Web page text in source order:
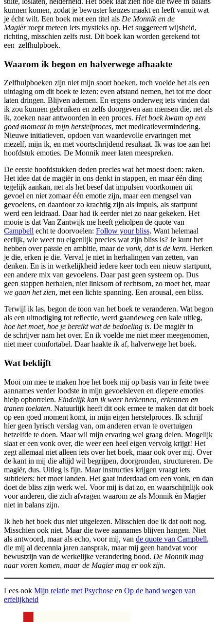
kunnen komen, zodat je bewuster keuzes maakt en leeft vanuit wat
je écht wilt. Een boek met een titel als De Monnik en de
Magiërroept meteen iets mystieks op. Het suggereert wijsheid,
richting, misschien zelfs rust. Dit boek kan worden gerekend tot
een zelfhulpboek.
Waarom ik begon en halverwege afhaakte
Zelfhulpboeken zijn niet mijn soort boeken, toch voelde het als een
uitdaging om dit boek te lezen: even afstand nemen, het tot me door
laten dringen. Blijven ademen. En ergens onderweg iets vinden dat
ik zou kunnen gebruiken en zelfs doorgeven aan mensen die, net als
ik, zoeken naar antwoorden in een proces. Het boek kwam op een
goed moment in mijn herstelproces, met medicatievermindering.
Nieuwe initiatieven, opdoen van waardevolle ervaringen met
mezelf, mijn ik, en met voortschrijdend resultaat. Ik was toe aan het
hoofdstuk emoties. De Monnik meer laten meespreken.
De eerste hoofdstukken deden precies wat het moest doen: raken.
Het idee dat de magiër in ons denkt in stappen, en maar één ding
tegelijk aankan, net als het besef dat impulsen voortkomen uit
gevoel en niet zomaar één emotie zijn, maar een mengsel van
gevoelens, en daardoor zo krachtig zijn als impuls, als startpunt
werd een leidraad. Daar had ik eerder niet zo naar gekeken. Het
mooie is dat Van Zantwijk me heeft geholpen de quote van
Campbell echt te doorvoelen: Follow your bliss. Want helemaal
eerlijk, wie weet nu eigenlijk precies wat zijn bliss is? Je kunt het
hebben over passie en ambitie, maar de vonk, dat is de kern. Herken
je die, erken je die. Verval je niet in herhalingen van zetten, van
denken. En is in werkelijkheid iedere keer toch een nieuw startpunt,
een andere mix van gevoelens. Daar past geen systeem op. Dus
geen stappen herhalen, niet linksom of rechtsom, zo moet het, maar
we gaan het zien, met een lichte spanning. Een arousal, een bliss.
Terwijl ik las, begon de toon van het boek te veranderen. Wat begon
als een uitnodiging tot reflectie, werd gaandeweg een kale uitleg,
hoe het moet, hoe je bereikt wat de bedoeling is. De magiër in
de schrijver nam het over. En ik voelde me niet meer meegenomen,
niet meer comfortabel. Daar haakte ik af, halverwege het boek.
Wat beklijft
Mooi om mee te maken hoe het boek mij op basis van in feite twee
aannames verder loodste in mijn gevoelsleven en diepere emoties
hielp opborrelen. Eindelijk kan ik weer herkennen, erkennen en
tranen toelaten. Natuurlijk heeft dit ook ermee te maken dat dit boek
op een goed moment komt, in mijn eigen herstelproces. Ik schrijf
hier geen lyrisch verslag van, om anderen ervan te overtuigen
hetzelfde te doen. Maar wil mijn ervaring wel graag delen. Mogelijk
slaat er een vonk over, die weer een heel eigen vervolg krijgt! Het
zegt allemaal niet alleen iets over het boek, maar ook over mij. Over
de kant in mij die altijd wil begrijpen, doorgronden, structureren. De
magiër, dus. Uitleg is fijn. Maar instructies krijgen vraagt iets
subtielers: het moet landen. Het gaat inderdaad om een vonk, en dan
doet de bliss zijn werk wel. Voor mij is dat zo, en waarschijnlijk ook
voor anderen, die zich afvragen waarom ze als Monnik én Magier
niet in balans zijn.
Ik heb het boek dus niet uitgelezen. Misschien doe ik dat ooit nog.
Misschien ook niet. Maar die twee aannames blijven hangen. Niet
als antwoord, maar als echo, voor mij, van de quote van Campbell,
die mij al decennia jaren aansprak, maar mij geen handvat voor
bewustzijn van de werkelijke verandering bood. De Monnik mag
naar voren komen, maar de Magier mag er ook zijn.
Lees ook Mijn relatie met Psychose en Op de hand wegen van
erfelijkheid